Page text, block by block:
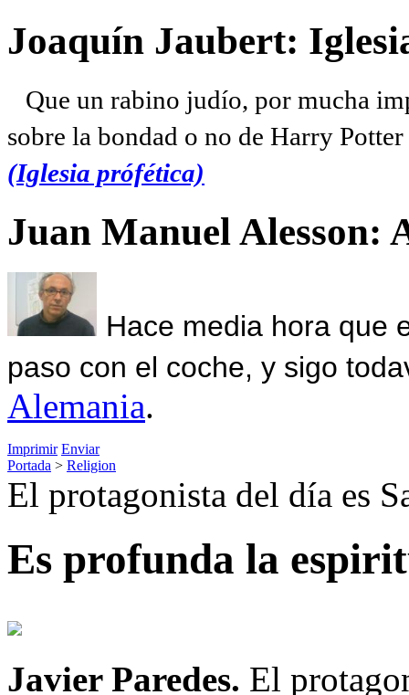
Joaquín Jaubert:
Que un rabino judío, por mucha
sobre la bondad o no de Harry
(Iglesia prófética)
Juan Manuel Alesson:
Hace media hora que
paso con el coche, y sigo
Alemania.
Imprimir Enviar
Portada > Religion
El protagonista del día es
Es profunda la
Javier Paredes. El